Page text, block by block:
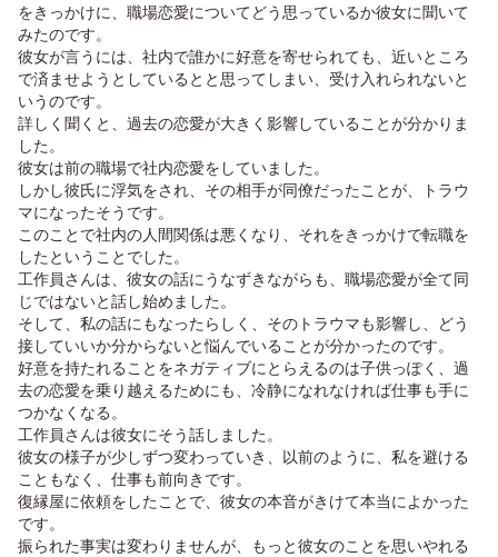
をきっかけに、職場恋愛についてどう思っているか彼女に聞いて
みたのです。
彼女が言うには、社内で誰かに好意を寄せられても、近いところ
で済ませようとしているとと思ってしまい、受け入れられないと
いうのです。
詳しく聞くと、過去の恋愛が大きく影響していることが分かりま
した。
彼女は前の職場で社内恋愛をしていました。
しかし彼氏に浮気をされ、その相手が同僚だったことが、トラウ
マになったそうです。
このことで社内の人間関係は悪くなり、それをきっかけで転職を
したということでした。
工作員さんは、彼女の話にうなずきながらも、職場恋愛が全て同
じではないと話し始めました。
そして、私の話にもなったらしく、そのトラウマも影響し、どう
接していいか分からないと悩んでいることが分かったのです。
好意を持たれることをネガティブにとらえるのは子供っぽく、過
去の恋愛を乗り越えるためにも、冷静になれなければ仕事も手に
つかなくなる。
工作員さんは彼女にそう話しました。
彼女の様子が少しずつ変わっていき、以前のように、私を避ける
こともなく、仕事も前向きです。
復縁屋に依頼をしたことで、彼女の本音がきけて本当によかった
です。
振られた事実は変わりませんが、もっと彼女のことを思いやれる